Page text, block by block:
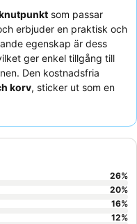
som passar
erbjuder en praktisk och
egenskap är dess
ger enkel tillgång till
Den kostnadsfria
korv, sticker ut som en
överväg att be
och fungerande
26%
20%
16%
12%